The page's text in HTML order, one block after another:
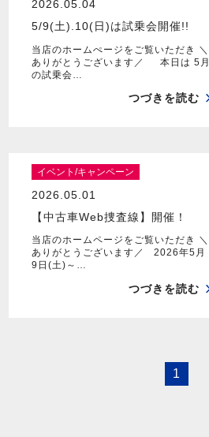
2026.05.04
5/9(土).10(日)は試乗会開催!!
当店のホームぺージをご覧いただき ＼
ありがとうございます／ 本日は 5月
の試乗会…
つづきを読む
イベント/キャンペーン
2026.05.01
【中古車Web捜査線】開催！
当店のホームページをご覧いただき ＼
ありがとうございます／ 2026年5月
9日(土)～…
つづきを読む
1